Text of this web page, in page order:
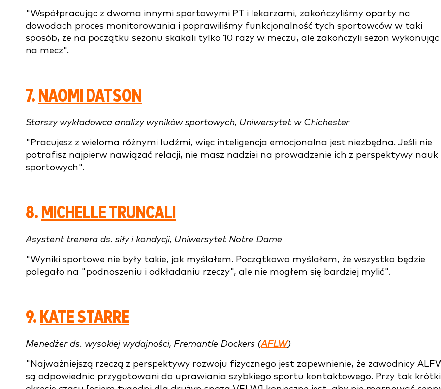
"Współpracując z dwoma innymi sportowymi PT i lekarzami, zakończyliśmy oparty na
dowodach proces monitorowania i poprawiliśmy funkcjonalność tych sportowców w taki
sposób, że na początku sezonu skakali tylko 10 razy w meczu, ale zakończyli sezon wykonując
na mecz".
7. NAOMI DATSON
Starszy wykładowca analizy wyników sportowych, Uniwersytet w Chichester
"Pracujesz z wieloma różnymi ludźmi, więc inteligencja emocjonalna jest niezbędna. Jeśli nie
potrafisz najpierw nawiązać relacji, nie masz nadziei na prowadzenie ich z perspektywy nauk
sportowych".
8. MICHELLE TRUNCALI
Asystent trenera ds. siły i kondycji, Uniwersytet Notre Dame
"Wyniki sportowe nie były takie, jak myślałem. Początkowo myślałem, że wszystko będzie
polegało na "podnoszeniu i odkładaniu rzeczy", ale nie mogłem się bardziej mylić".
9. KATE STARRE
Menedżer ds. wysokiej wydajności, Fremantle Dockers (AFLW)
"Najważniejszą rzeczą z perspektywy rozwoju fizycznego jest zapewnienie, że zawodnicy
są odpowiednio przygotowani do uprawiania szybkiego sportu kontaktowego. Przy tak